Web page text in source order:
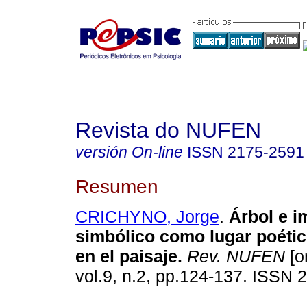
Revista do NUFEN
versión On-line ISSN 2175-2591
Resumen
CRICHYNO, Jorge. Árbol e
simbólico como lugar
en el paisaje. Rev. NUFEN
vol.9, n.2, pp.124-137. ISSN